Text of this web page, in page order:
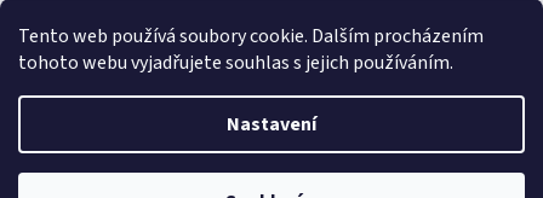
Tento web používá soubory cookie. Dalším procházením
tohoto webu vyjadřujete souhlas s jejich používáním.
Nastavení
Reklamační řád
Vytvořil Shoptet